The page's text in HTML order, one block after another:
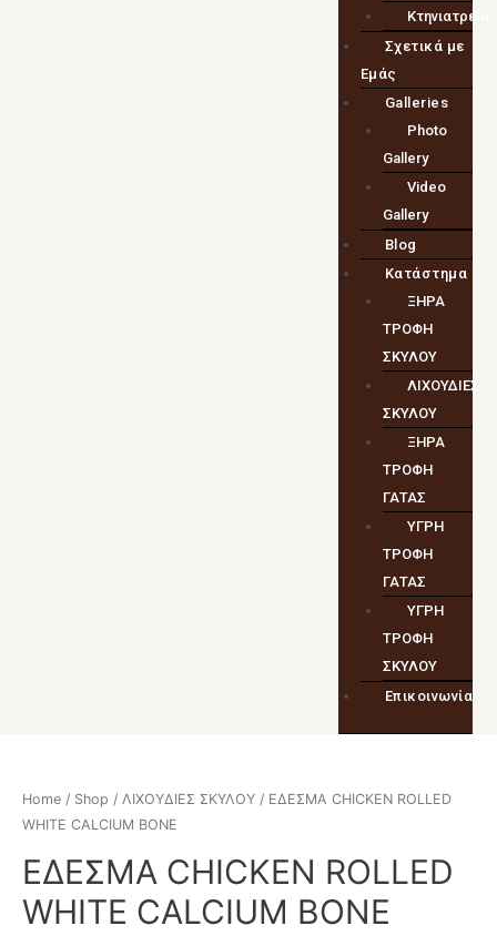
Κτηνιατρεία
Σχετικά με
Εμάς
Galleries
Photo
Gallery
Video
Gallery
Blog
Κατάστημα
ΞΗΡΑ
ΤΡΟΦΗ
ΣΚΥΛΟΥ
ΛΙΧΟΥΔΙΕΣ
ΣΚΥΛΟΥ
ΞΗΡΑ
ΤΡΟΦΗ
ΓΑΤΑΣ
ΥΓΡΗ
ΤΡΟΦΗ
ΓΑΤΑΣ
ΥΓΡΗ
ΤΡΟΦΗ
ΣΚΥΛΟΥ
Επικοινωνία
Home / Shop / ΛΙΧΟΥΔΙΕΣ ΣΚΥΛΟΥ / ΕΔΕΣΜΑ CHICKEN ROLLED
WHITE CALCIUM BONE
ΕΔΕΣΜΑ CHICKEN ROLLED
WHITE CALCIUM BONE